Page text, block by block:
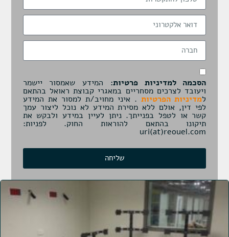
הסכמה למדיניות פרטיות: המידע שאמסור יישמר
ויעובד לצרכים מסחריים במאגרי קבוצת ראואל בהתאם
למדיניות הפרטיות. איני מחויב/ת למסור את המידע
לפי דין, אולם ללא מסירת המידע לא נוכל ליצור עמך
קשר או לטפל בפנייתך. ניתן לעיין במידע ולבקש את
תיקונו בהתאם להוראות החוק. לפניות:
uri(at)reouel.com
שליחה